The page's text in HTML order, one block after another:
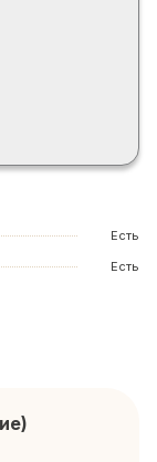
Есть
Есть